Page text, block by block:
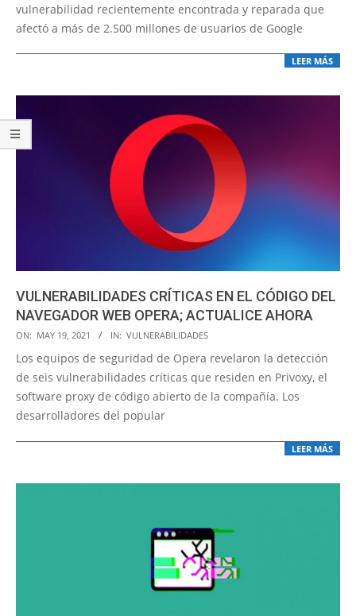
vulnerabilidad recientemente encontrada y reparada que
afectó a más de 2.500 millones de usuarios de Google
LEER MÁS
VULNERABILIDADES CRÍTICAS EN EL CÓDIGO DEL
NAVEGADOR WEB OPERA; ACTUALICE AHORA
2021-
05-
19
ON: MAY 19, 2021 IN: VULNERABILIDADES
Los equipos de seguridad de Opera revelaron la detección
de seis vulnerabilidades críticas que residen en Privoxy, el
software proxy de código abierto de la compañía. Los
desarrolladores del popular
LEER MÁS